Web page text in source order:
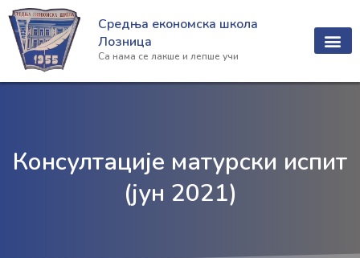
Пређи
на
садржај
Средња економска школа
Лозница
Са нама се лакше и лепше учи
Консултације матурски испит
(јун 2021)